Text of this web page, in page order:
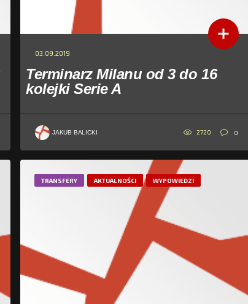
03.09.2019
Terminarz Milanu od 3 do 16
kolejki Serie A
JAKUB BALICKI 2720 0
TRANSFERY AKTUALNOŚCI WYPOWIEDZI